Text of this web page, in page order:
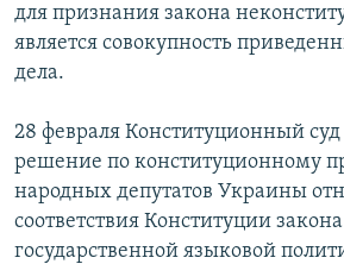
для признания закона
является совокупность
дела.
28 февраля Конституционный
решение по конституционному
народных депутатов Украины
соответствия Конституции
государственной языковой